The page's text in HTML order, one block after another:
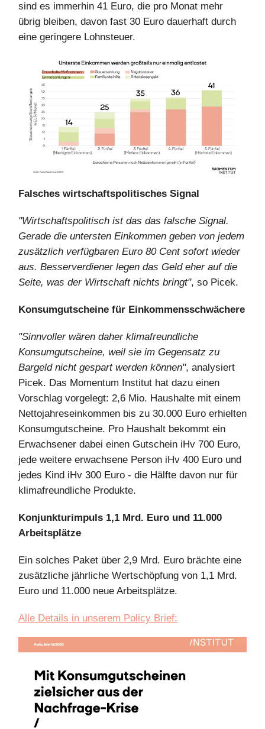
sind es immerhin 41 Euro, die pro Monat mehr
übrig bleiben, davon fast 30 Euro dauerhaft durch
eine geringere Lohnsteuer.
Falsches wirtschaftspolitisches Signal
"Wirtschaftspolitisch ist das das falsche Signal.
Gerade die untersten Einkommen geben von jedem
zusätzlich verfügbaren Euro 80 Cent sofort wieder
aus. Besserverdiener legen das Geld eher auf die
Seite, was der Wirtschaft nichts bringt", so Picek.
Konsumgutscheine für Einkommensschwächere
"Sinnvoller wären daher klimafreundliche
Konsumgutscheine, weil sie im Gegensatz zu
Bargeld nicht gespart werden können", analysiert
Picek. Das Momentum Institut hat dazu einen
Vorschlag vorgelegt: 2,6 Mio. Haushalte mit einem
Nettojahreseinkommen bis zu 30.000 Euro erhielten
Konsumgutscheine. Pro Haushalt bekommt ein
Erwachsener dabei einen Gutschein iHv 700 Euro,
jede weitere erwachsene Person iHv 400 Euro und
jedes Kind iHv 300 Euro - die Hälfte davon nur für
klimafreundliche Produkte.
Konjunkturimpuls 1,1 Mrd. Euro und 11.000
Arbeitsplätze
Ein solches Paket über 2,9 Mrd. Euro brächte eine
zusätzliche jährliche Wertschöpfung von 1,1 Mrd.
Euro und 11.000 neue Arbeitsplätze.
Alle Details in unserem Policy Brief: